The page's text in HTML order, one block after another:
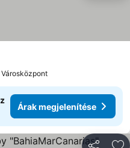
Árak megjelenítése